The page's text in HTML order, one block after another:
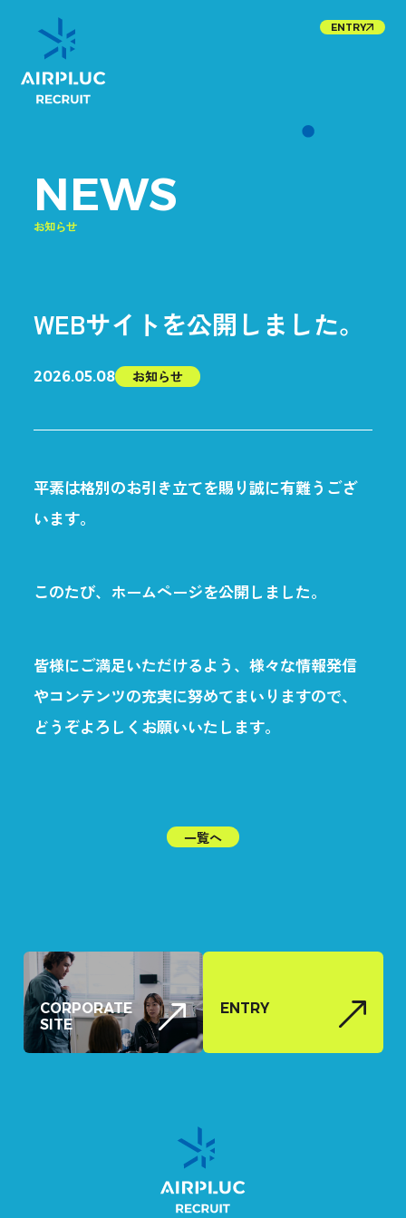
ENTRY
NEWS
お知らせ
WEBサイトを公開しました。
2026.05.08 お知らせ
平素は格別のお引き立てを賜り誠に有難うござ
います。
このたび、ホームページを公開しました。
皆様にご満足いただけるよう、様々な情報発信
やコンテンツの充実に努めてまいりますので、
どうぞよろしくお願いいたします。
一覧へ
CORPORATE
SITE
ENTRY